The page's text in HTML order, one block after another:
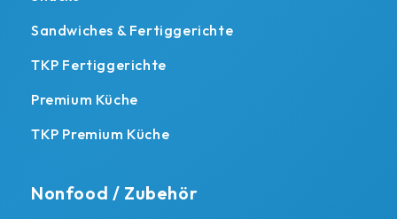
Sandwiches & Fertiggerichte
TKP Fertiggerichte
Premium Küche
TKP Premium Küche
Nonfood / Zubehör